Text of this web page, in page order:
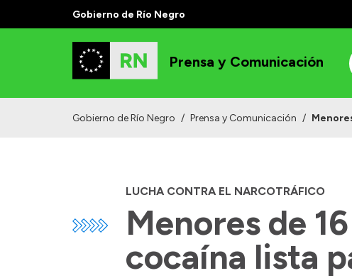
Gobierno de Río Negro
Prensa y Comunicación
Gobierno de Río Negro / Prensa y Comunicación /
LUCHA CONTRA EL NARCOTRÁFICO
Menores de
cocaína lista